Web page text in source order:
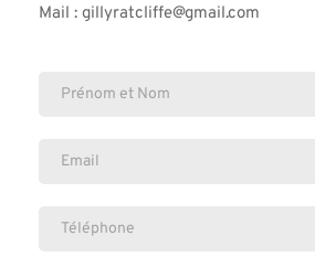
Mail : gillyratcliffe@gmail.com